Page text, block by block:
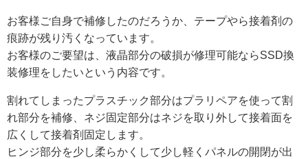
お客様ご自身で補修したのだろうか、テープやら接着剤の
痕跡が残り汚くなっています。
お客様のご要望は、液晶部分の破損が修理可能ならSSD換
装修理をしたいという内容です。
割れてしまったプラスチック部分はプラリペアを使って割
れ部分を補修、ネジ固定部分はネジを取り外して接着面を
広くして接着剤固定します。
ヒンジ部分を少し柔らかくして少し軽くパネルの開閉が出